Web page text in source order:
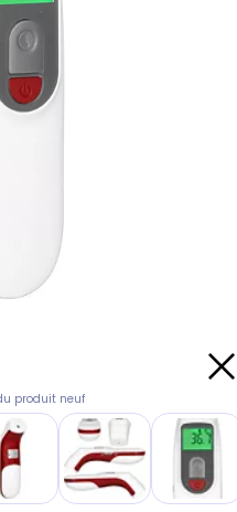
produit neuf